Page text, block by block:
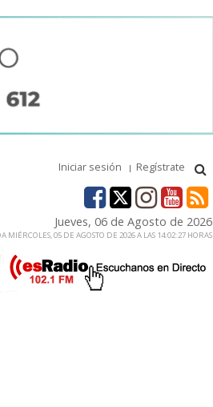
Iniciar sesión Regístrate
Jueves, 06 de Agosto de 2026
MIÉRCOLES, 05 DE AGOSTO DE 2026 A LAS 14:02:27 HORAS